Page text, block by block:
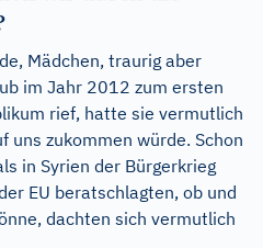
Mädchen, traurig aber
im Jahr 2012 zum ersten
rief, hatte sie vermutlich
uns zukommen würde. Schon
in Syrien der Bürgerkrieg
EU beratschlagten, ob und
dachten sich vermutlich